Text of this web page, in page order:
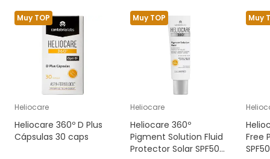
Muy TOP
Heliocare
Heliocare 360º D Plus
Cápsulas 30 caps
Muy TOP
Heliocare
Heliocare 360º
Pigment Solution Fluid
Protector Solar SPF50+
Muy
Free